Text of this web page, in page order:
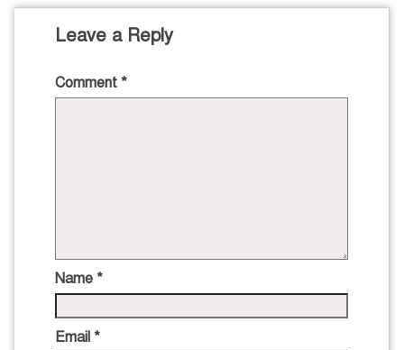
Leave a Reply
Comment *
Name *
Email *